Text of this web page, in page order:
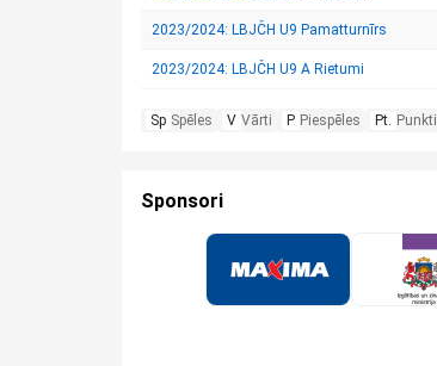
2023/2024: LBJČH U9 Pamatturnīrs
2023/2024: LBJČH U9 A Rietumi
Sp Spēles V Vārti P Piespēles Pt. Punkti
Sponsori